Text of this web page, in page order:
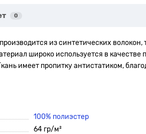
0
из синтетических волокон,
широко используется в качестве
имеет пропитку антистатиком,
100% полиэстер
64 гр/м²